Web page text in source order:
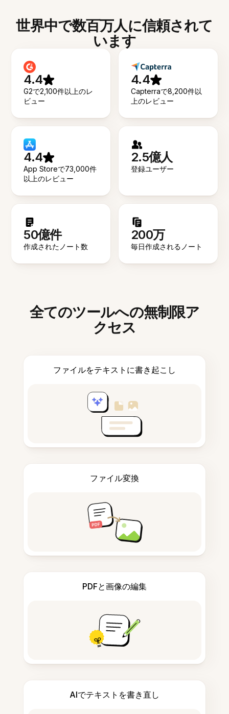
世界中で数百万人に信頼されて
います
4.4
G2で2,100件以上のレ
ビュー
4.4
Capterraで8,200件以
上のレビュー
4.4
App Storeで73,000件
以上のレビュー
2.5億人
登録ユーザー
50億件
作成されたノート数
200万
毎日作成されるノート
全てのツールへの無制限ア
クセス
ファイルをテキストに書き起こし
ファイル変換
PDFと画像の編集
AIでテキストを書き直し